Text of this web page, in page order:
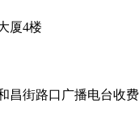
厦4楼
昌街路口广播电台收费